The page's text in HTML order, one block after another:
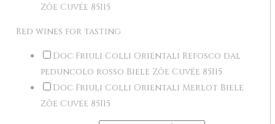
Zôe Cuvée 85I15
Red wines for tasting
Doc Friuli Colli Orientali Refosco dal
peduncolo rosso Biele Zôe Cuvée 85I15
Doc Friuli Colli Orientali Merlot Biele
Zôe Cuvée 85I15